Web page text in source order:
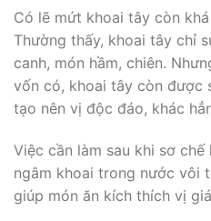
Có lẽ mứt khoai tây còn
Thường thấy, khoai tây chỉ
canh, món hầm, chiên.
vốn có, khoai tây còn được
tạo nên vị độc đáo, khác
Việc cần làm sau khi sơ
ngâm khoai trong nước vôi
giúp món ăn kích thích vị